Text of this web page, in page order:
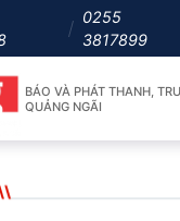
0255
3817899
BÁO VÀ PHÁT THANH,
QUẢNG NGÃI